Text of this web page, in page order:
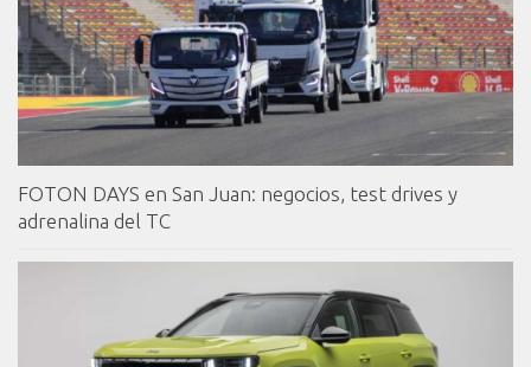
FOTON DAYS en San Juan: negocios, test drives y
adrenalina del TC